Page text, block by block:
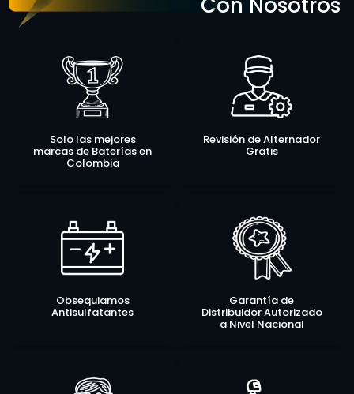
Con Nosotros
Solo las mejores
marcas de Baterías en
Colombia
Revisión de Alternador
Gratis
Obsequiamos
Antisulfatantes
Garantía de
Distribuidor Autorizado
a Nivel Nacional